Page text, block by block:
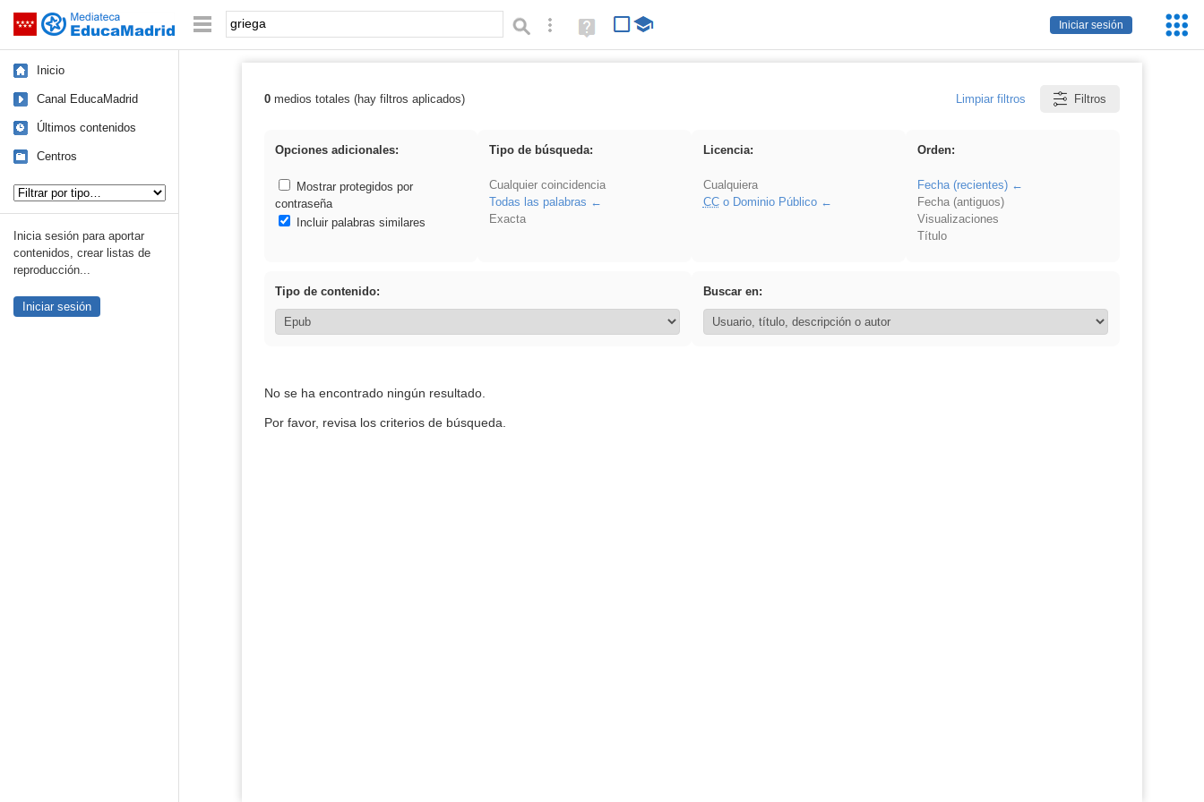
Saltar navegación
Iniciar sesión
Palabra o frase: Búsqueda avanzada
Ayuda
(en
Inicio
Canal EducaMadrid
Últimos contenidos
Centros
Inicia sesión para aportar
contenidos, crear listas de
reproducción...
Iniciar sesión
Resultados de: griega
0medios totales (hay filtros aplicados) Limpiar filtros Filtros
Opciones adicionales:
Mostrar protegidos por
contraseña
Incluir palabras similares
Tipo de búsqueda:
Cualquier coincidencia
Todas las palabras
Exacta
Licencia:
Cualquiera
CCo Dominio Público
Orden:
Fecha (recientes)
Fecha (antiguos)
Visualizaciones
Título
Tipo de contenido: Buscar en:
No se ha encontrado ningún resultado.
Por favor, revisa los criterios de búsqueda.